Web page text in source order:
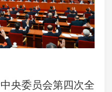
央委员会第四次全